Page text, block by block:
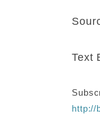
Text
http://